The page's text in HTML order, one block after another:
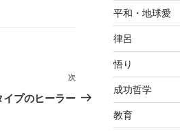
次
の
次
イプのヒーラー
平和・地球愛
律呂
悟り
成功哲学
教育